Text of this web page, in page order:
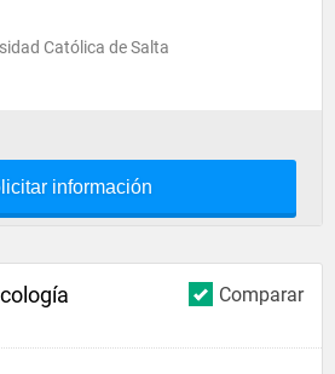
Católica de Salta
información
Comparar